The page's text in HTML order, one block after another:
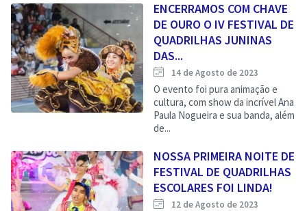
ENCERRAMOS COM CHAVE
DE OURO O IV FESTIVAL DE
QUADRILHAS JUNINAS
DAS...
14 de Agosto de 2023
O evento foi pura animação e
cultura, com show da incrível Ana
Paula Nogueira e sua banda, além
de...
NOSSA PRIMEIRA NOITE DE
FESTIVAL DE QUADRILHAS
ESCOLARES FOI LINDA!
12 de Agosto de 2023